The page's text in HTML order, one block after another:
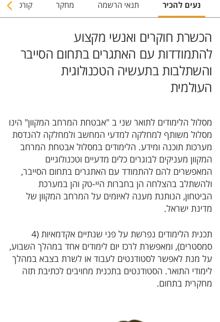
נעים להכיר תנאי הרשמה מחקר קורסים
הכשרת חוקרים ואנשי מקצוע
להתמודדות עם האתגרים בתחום הסייבר
והשתלבות בתעשיה הטכנולוגית
העולמית
מסלול הלימודים לתואר שני ב "אבטחת המרחב המקוון" הינו
מסלול משותף למחלקה למדעי המחשב ולמחלקה להנדסת
מערכות תוכנה ומידע. הלימודים במסלול אבטחת המרחב
המקוון מעניקים לבוגרים כלים מדעיים וטכנולוגיים
המאפשרים להם להתמודד עם האתגרים בתחום הסייבר,
ולהשתלב בהצלחה הן בחברות היי-טק והן במערכת
הביטחון, הנותנת מענה לאיומים על המרחב המקוון של
מדינת ישראל.
תכנית הלימודים נפרשת על פני שנתיים אקדמאיות (4
סמסטרים), ומאפשרת לרכז יום לימודים אחד במהלך השבוע,
על מנת לאפשר לסטודנטים לעבוד או לשרת בצבא במהלך
לימודי התואר. הסטודנטים בתכנית מחויבים לכתיבת תזה
מחקרית בתחום.